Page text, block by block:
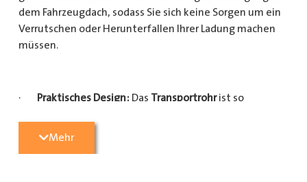
dem Fahrzeugdach, sodass Sie sich keine Sorgen um ein
Verrutschen oder Herunterfallen Ihrer Ladung machen
müssen.
· Praktisches Design: Das Transportrohrist so
Gegenständen sicher und einfach transportieren kann
Mehr